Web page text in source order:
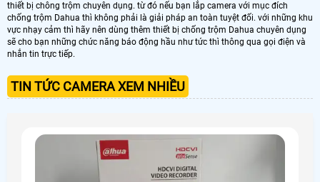
thiết bị chông trộm chuyên dụng. từ đó nếu bạn lắp camera với mục đích
chống trộm Dahua thì không phải là giải pháp an toàn tuyệt đối. với những khu
vực nhạy cảm thì hãy nên dùng thêm thiết bị chống trộm Dahua chuyên dụng
sẽ cho bạn những chức năng báo động hầu như tức thì thông qua gọi điện và
nhắn tin trực tiếp.
TIN TỨC CAMERA XEM NHIỀU